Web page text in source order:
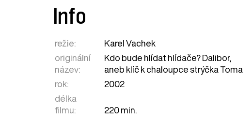
Info
režie:
Karel Vachek
originální
název:
Kdo bude hlídat hlídače? Dalibor,
aneb klíč k chaloupce strýčka Toma
rok:
2002
délka
filmu:
220 min.